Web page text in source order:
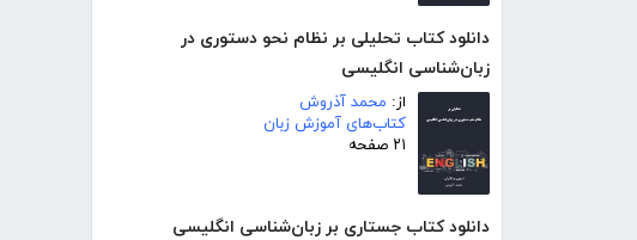
دانلود کتاب تحلیلی بر نظام نحو دستوری در
زبان‌شناسی انگلیسی
از: محمد آذروش
کتاب‌های آموزش زبان
۲۱ صفحه
دانلود کتاب جستاری بر زبان‌شناسی انگلیسی